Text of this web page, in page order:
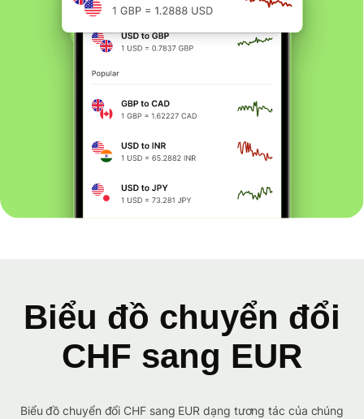
Biểu đồ chuyển đổi
CHF sang EUR
Biểu đồ chuyển đổi CHF sang EUR dạng tương tác của chúng